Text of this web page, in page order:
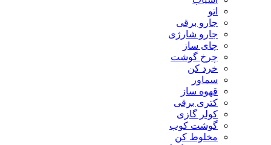
اتو
جارو برقی
جارو شارژی
چای ساز
چرخ گوشت
خرد کن
سماور
قهوه ساز
کتری برقی
کولر گازی
گوشت کوب
مخلوط کن